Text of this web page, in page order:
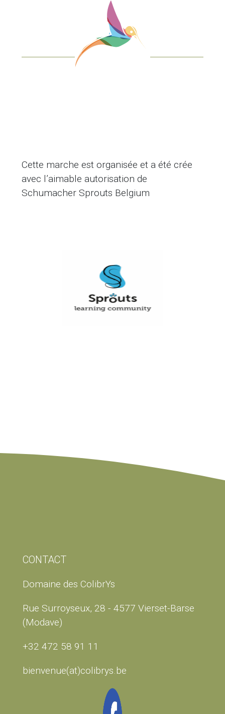
Cette marche est organisée et a été crée
avec l’aimable autorisation de
Schumacher Sprouts Belgium
CONTACT
Domaine des ColibrYs
Rue Surroyseux, 28 - 4577 Vierset-Barse
(Modave)
+32 472 58 91 11
bienvenue(at)colibrys.be